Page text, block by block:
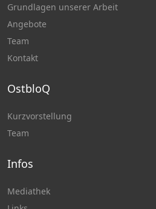
Grundlagen unserer Arbeit
Angebote
Team
Kontakt
OstbloQ
Kurzvorstellung
Team
Infos
Mediathek